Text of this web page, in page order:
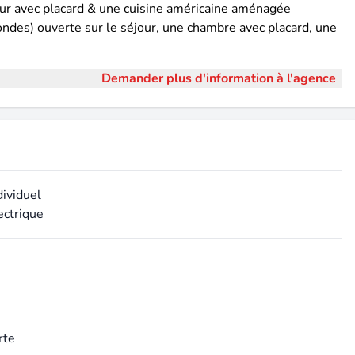
avec placard & une cuisine américaine aménagée
ouverte sur le séjour, une chambre avec placard, une
Demander plus d'information à l'agence